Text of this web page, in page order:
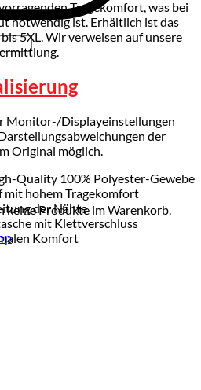
keine Produkte im Warenkorb.
Tragekomfort, was bei
notwendig ist. Erhältlich ist das
5XL. Wir verweisen auf unsere
Monitor-/Displayeinstellungen
der
Original möglich.
Quality 100% Polyester-Gewebe
hohem Tragekomfort
der Nähte
mit Klettverschluss
Komfort